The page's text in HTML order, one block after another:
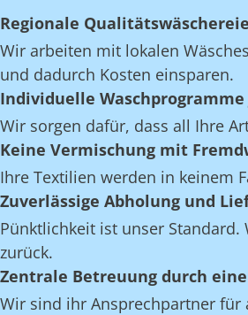
Regionale
Wir arbeiten mit lokalen
und dadurch Kosten einsparen.
Individuelle
Wir sorgen dafür, dass all Ihre
Keine Vermischung mit
Ihre Textilien werden in keinem
Zuverlässige Abholung und
Pünktlichkeit ist unser
zurück.
Zentrale Betreuung durch
Wir sind ihr Ansprechpartner für